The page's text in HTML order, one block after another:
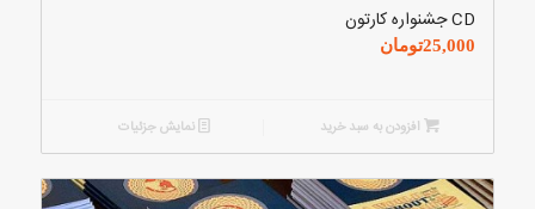
CD جشنواره کارتون
25,000تومان
افزودن به سبد خرید نمایش جزئیات